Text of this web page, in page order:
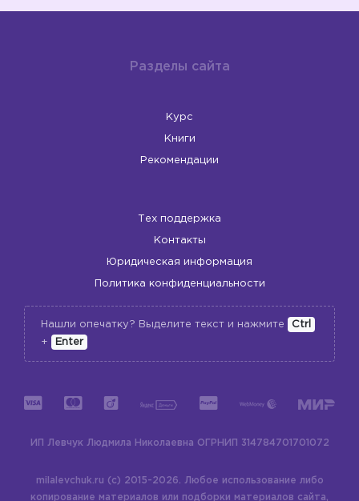
Разделы сайта
Курс
Книги
Рекомендации
Тех поддержка
Контакты
Юридическая информация
Политика конфиденциальности
Нашли опечатку? Выделите текст и нажмите
Ctrl
+
Enter
ИП Левчук Людмила Николаевна ОГРНИП 314784701701072
milalevchuk.ru (c) 2015-2026.
Любое использование либо
копирование материалов или подборки материалов сайта,